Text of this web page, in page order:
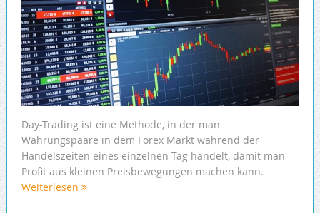
Day-Trading ist eine Methode, in der man
Währungspaare in dem Forex Markt während der
Handelszeiten eines einzelnen Tag handelt, damit man
Profit aus kleinen Preisbewegungen machen kann.
Weiterlesen